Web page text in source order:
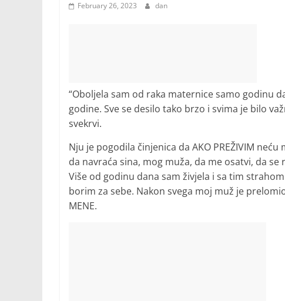
February 26, 2023 dan
“Oboljela sam od raka maternice samo godinu
godine. Sve se desilo tako brzo i svima je bilo
svekrvi.
Nju je pogodila činjenica da AKO PREŽIVIM
da navraća sina, mog muža, da me osatvi, da
Više od godinu dana sam živjela i sa tim
borim za sebe. Nakon svega moj muž je
MENE.